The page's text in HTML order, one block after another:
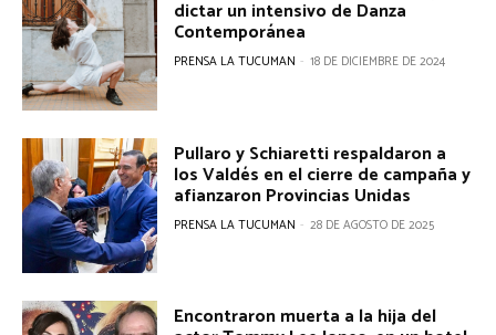
dictar un intensivo de Danza
Contemporánea
PRENSA LA TUCUMAN - 18 DE DICIEMBRE DE 2024
Pullaro y Schiaretti respaldaron a
los Valdés en el cierre de campaña y
afianzaron Provincias Unidas
PRENSA LA TUCUMAN - 28 DE AGOSTO DE 2025
Encontraron muerta a la hija del